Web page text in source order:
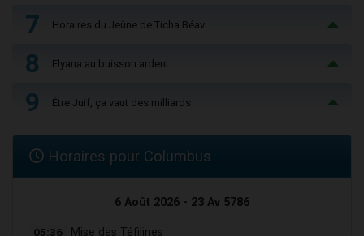
7 Horaires du Jeûne de Ticha Béav
8 Elyana au buisson ardent
9 Être Juif, ça vaut des milliards
Horaires pour Columbus
6 Août 2026 - 23 Av 5786
05:36 Mise des Téfilines